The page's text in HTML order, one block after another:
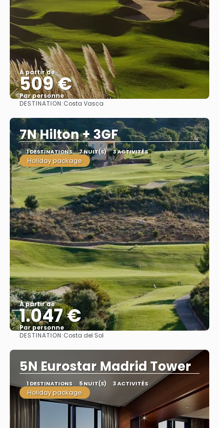
À partir de
509 €
Par personne
Afficher
DESTINATION:Costa Vasca
7N Hilton + 3GF
1 DESTINATIONS 7 NUIT(S) 3 ACTIVITÉS
Holiday package
À partir de
1.047 €
Par personne
Afficher
DESTINATION:Costa del Sol
5N Eurostar Madrid Tower
1 DESTINATIONS 5 NUIT(S) 3 ACTIVITÉS
Holiday package